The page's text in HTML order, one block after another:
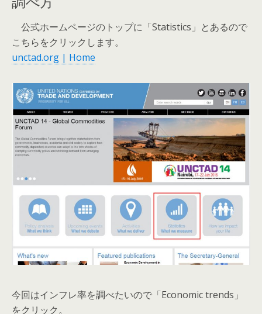
公式ホームページのトップに「Statistics」とあるので
こちらをクリックします。
unctad.org | Home
今回はインフレ率を調べたいので「Economic trends」
をクリック。